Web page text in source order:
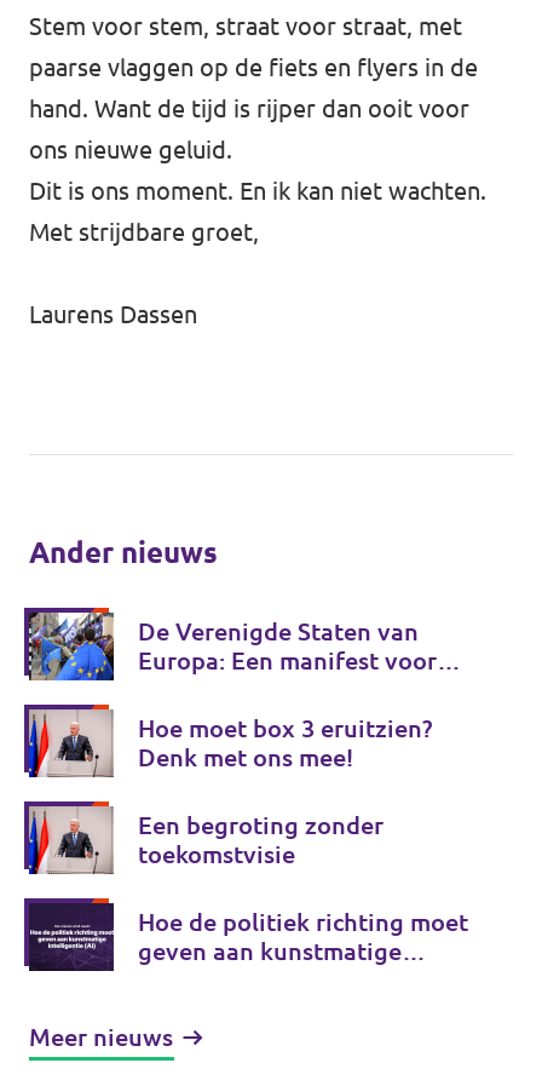
Stem voor stem, straat voor straat, met
paarse vlaggen op de fiets en flyers in de
hand. Want de tijd is rijper dan ooit voor
ons nieuwe geluid.
Dit is ons moment. En ik kan niet wachten.
Met strijdbare groet,
Laurens Dassen
Ander nieuws
De Verenigde Staten van
Europa: Een manifest voor
Hoe moet box 3 eruitzien?
Denk met ons mee!
Een begroting zonder
toekomstvisie
Hoe de politiek richting moet
geven aan kunstmatige
Meer nieuws